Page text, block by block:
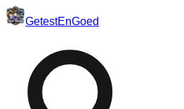
GetestEnGoed